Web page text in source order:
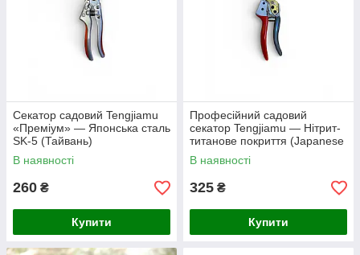
Секатор садовий Tengjiamu
«Преміум» — Японська сталь
SK-5 (Тайвань)
В наявності
260 ₴
Купити
Професійний садовий
секатор Tengjiamu — Нітрит-
титанове покриття (Japanese
Steel)
В наявності
325 ₴
Купити